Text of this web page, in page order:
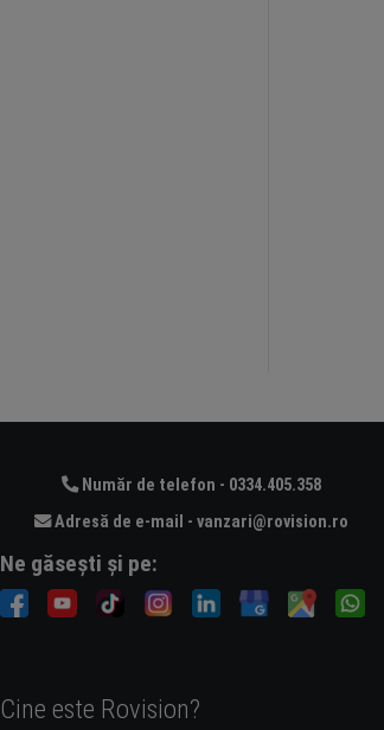
Număr de telefon - 0334.405.358
Adresă de e-mail - vanzari@rovision.ro
Ne găsești și pe:
Cine este Rovision?